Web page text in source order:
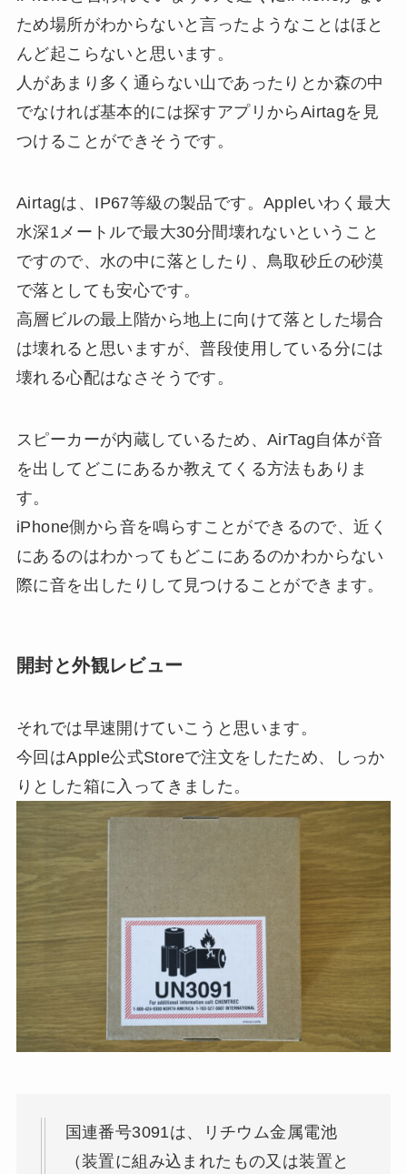
ため場所がわからないと言ったようなことはほと
んど起こらないと思います。
人があまり多く通らない山であったりとか森の中
でなければ基本的には探すアプリからAirtagを見
つけることができそうです。
Airtagは、IP67等級の製品です。Appleいわく最大
水深1メートルで最大30分間壊れないということ
ですので、水の中に落としたり、鳥取砂丘の砂漠
で落としても安心です。
高層ビルの最上階から地上に向けて落とした場合
は壊れると思いますが、普段使用している分には
壊れる心配はなさそうです。
スピーカーが内蔵しているため、AirTag自体が音
を出してどこにあるか教えてくる方法もありま
す。
iPhone側から音を鳴らすことができるので、近く
にあるのはわかってもどこにあるのかわからない
際に音を出したりして見つけることができます。
開封と外観レビュー
それでは早速開けていこうと思います。
今回はApple公式Storeで注文をしたため、しっか
りとした箱に入ってきました。
国連番号3091は、リチウム金属電池
（装置に組み込まれたもの又は装置と